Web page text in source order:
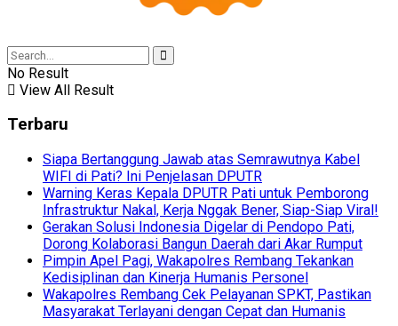
No Result
View All Result
Terbaru
Siapa Bertanggung Jawab atas Semrawutnya Kabel
WIFI di Pati? Ini Penjelasan DPUTR
Warning Keras Kepala DPUTR Pati untuk Pemborong
Infrastruktur Nakal, Kerja Nggak Bener, Siap-Siap Viral!
Gerakan Solusi Indonesia Digelar di Pendopo Pati,
Dorong Kolaborasi Bangun Daerah dari Akar Rumput
Pimpin Apel Pagi, Wakapolres Rembang Tekankan
Kedisiplinan dan Kinerja Humanis Personel
Wakapolres Rembang Cek Pelayanan SPKT, Pastikan
Masyarakat Terlayani dengan Cepat dan Humanis